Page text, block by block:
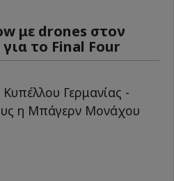
με drones στον
το Final Four